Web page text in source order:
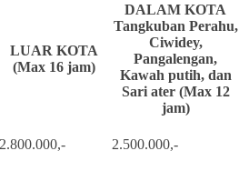
LUAR KOTA
(Max 16 jam)
DALAM KOTA
Tangkuban Perahu,
Ciwidey,
Pangalengan,
Kawah putih, dan
Sari ater (Max 12
jam)
2.800.000,- 2.500.000,-